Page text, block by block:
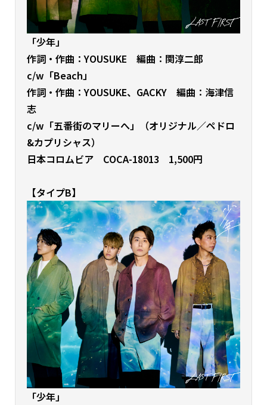
「少年」
作詞・作曲：YOUSUKE 編曲：関淳二郎
c/w「Beach 」
作詞・作曲：YOUSUKE、GACKY 編曲：海津信
志
c/w「五番街のマリーへ」（オリジナル／ペドロ
&カプリシャス）
日本コロムビア COCA-18013 1,500円
【タイプB】
「少年」